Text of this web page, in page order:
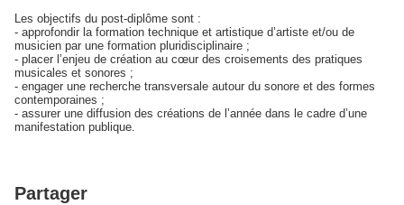
Les objectifs du post-diplôme sont :
- approfondir la formation technique et artistique d’artiste et/ou de
musicien par une formation pluridisciplinaire ;
- placer l’enjeu de création au cœur des croisements des pratiques
musicales et sonores ;
- engager une recherche transversale autour du sonore et des formes
contemporaines ;
- assurer une diffusion des créations de l’année dans le cadre d’une
manifestation publique.
Partager